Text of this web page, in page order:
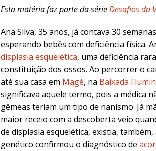
Esta matéria faz parte da sérieDesafios da
Ana Silva, 35 anos, já contava 30
esperando bebês com deficiência física.
displasia esquelética, uma deficiência
constituição dos ossos. Ao percorrer o
até sua casa em Magé, na Baixada
significava aquele termo, pois a médica
gêmeas teriam um tipo de nanismo. Já
maior receio com a descoberta veio
de displasia esquelética, existia,
genético confirmou o diagnóstico de